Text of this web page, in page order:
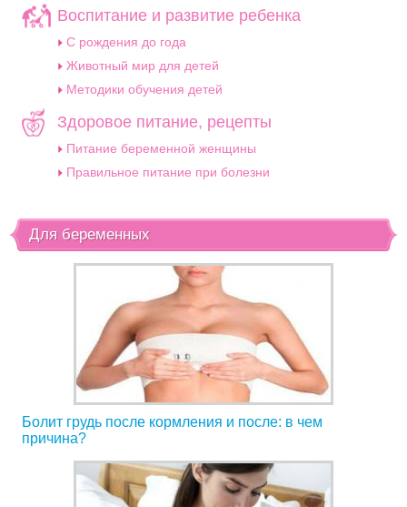
Воспитание и развитие ребенка
C рождения до года
Животный мир для детей
Методики обучения детей
Здоровое питание, рецепты
Питание беременной женщины
Правильное питание при болезни
Для беременных
Болит грудь после кормления и после: в чем
причина?